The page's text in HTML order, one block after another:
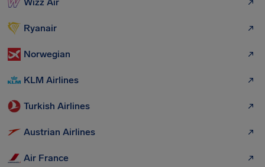
Ryanair
Norwegian
KLM Airlines
Turkish Airlines
Austrian Airlines
Air France